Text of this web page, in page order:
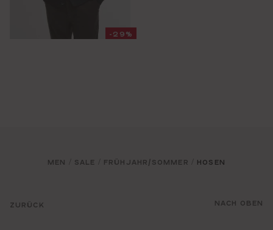
-29%
ZURÜCK
MEN SALE FRÜHJAHR/SOMMER HOSEN
NACH OBEN